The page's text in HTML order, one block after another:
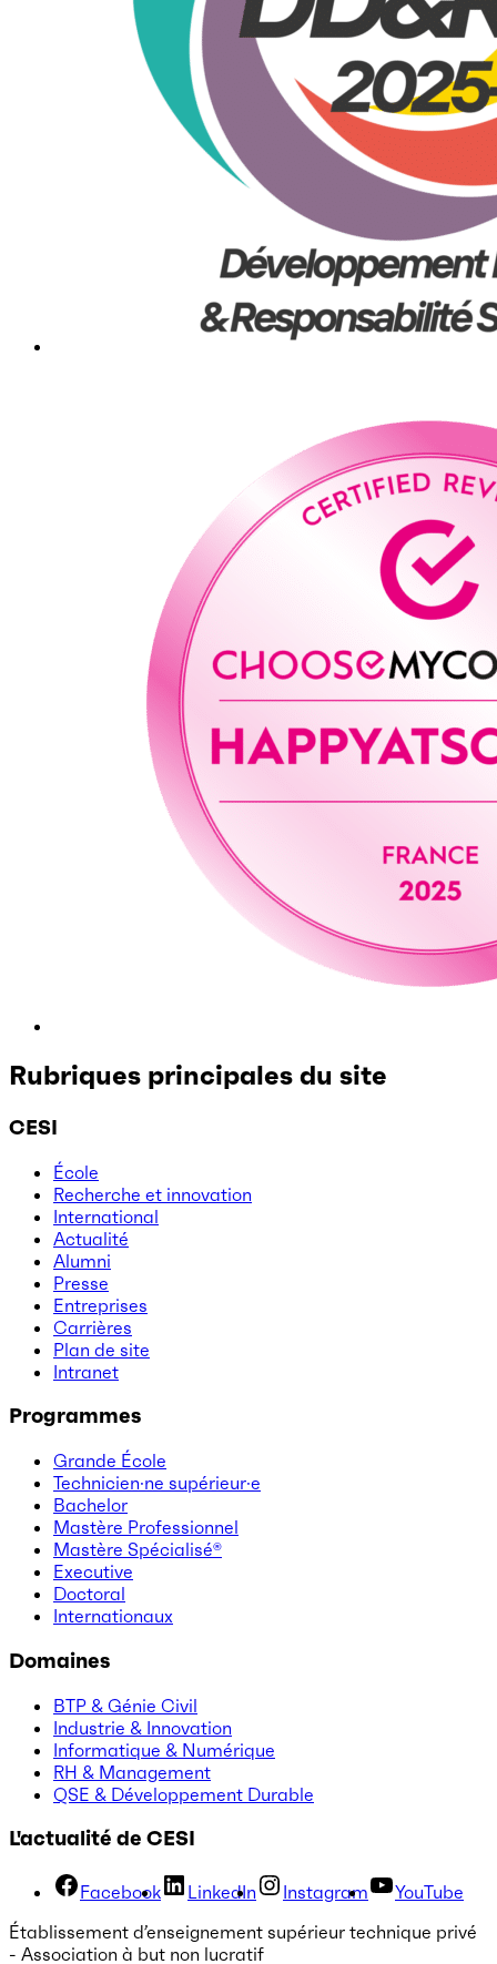
Rubriques principales du site
CESI
École
Recherche et innovation
International
Actualité
Alumni
Presse
Entreprises
Carrières
Plan de site
Intranet
Programmes
Grande École
Technicien·ne supérieur·e
Bachelor
Mastère Professionnel
Mastère Spécialisé®
Executive
Doctoral
Internationaux
Domaines
BTP & Génie Civil
Industrie & Innovation
Informatique & Numérique
RH & Management
QSE & Développement Durable
L'actualité de CESI
Facebook LinkedIn Instagram
YouTube
Établissement d’enseignement supérieur technique privé
- Association à but non lucratif